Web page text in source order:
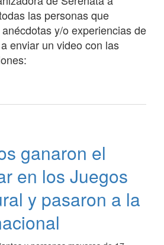
las personas que
y/o experiencias de
enviar un video con las
ganaron el
en los Juegos
y pasaron a la